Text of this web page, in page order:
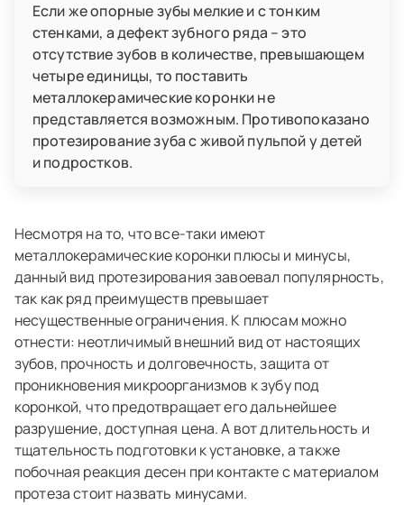
Если же опорные зубы мелкие и с тонким
стенками, а дефект зубного ряда – это
отсутствие зубов в количестве, превышающем
четыре единицы, то поставить
металлокерамические коронки не
представляется возможным. Противопоказано
протезирование зуба с живой пульпой у детей
и подростков.
Несмотря на то, что все-таки имеют
металлокерамические коронки плюсы и минусы,
данный вид протезирования завоевал популярность,
так как ряд преимуществ превышает
несущественные ограничения. К плюсам можно
отнести: неотличимый внешний вид от настоящих
зубов, прочность и долговечность, защита от
проникновения микроорганизмов к зубу под
коронкой, что предотвращает его дальнейшее
разрушение, доступная цена. А вот длительность и
тщательность подготовки к установке, а также
побочная реакция десен при контакте с материалом
протеза стоит назвать минусами.